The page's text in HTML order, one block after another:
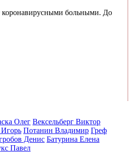
коронавирусными больными. До
Олег Вексельберг Виктор
Потанин Владимир Греф
Денис Батурина Елена
Павел